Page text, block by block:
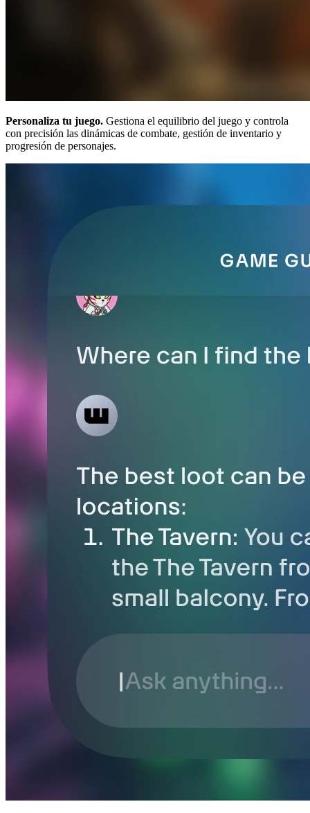
Personaliza tu juego. Gestiona el equilibrio del juego y controla
con precisión las dinámicas de combate, gestión de inventario y
progresión de personajes.